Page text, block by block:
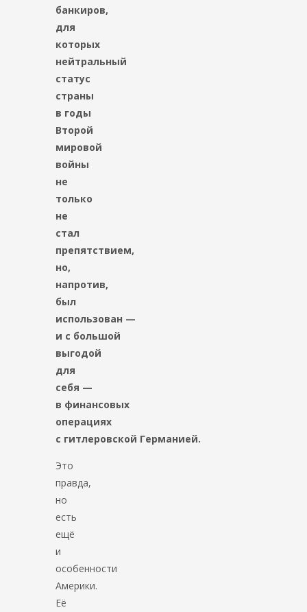
банкиров,
для
которых
нейтральный
статус
страны
в годы
Второй
мировой
войны
не
только
не
стал
препятствием,
но,
напротив,
был
использован —
и с большой
выгодой
для
себя —
в финансовых
операциях
с гитлеровской Германией.
Это
правда,
но
есть
ещё
и
особенности
Америки.
Её